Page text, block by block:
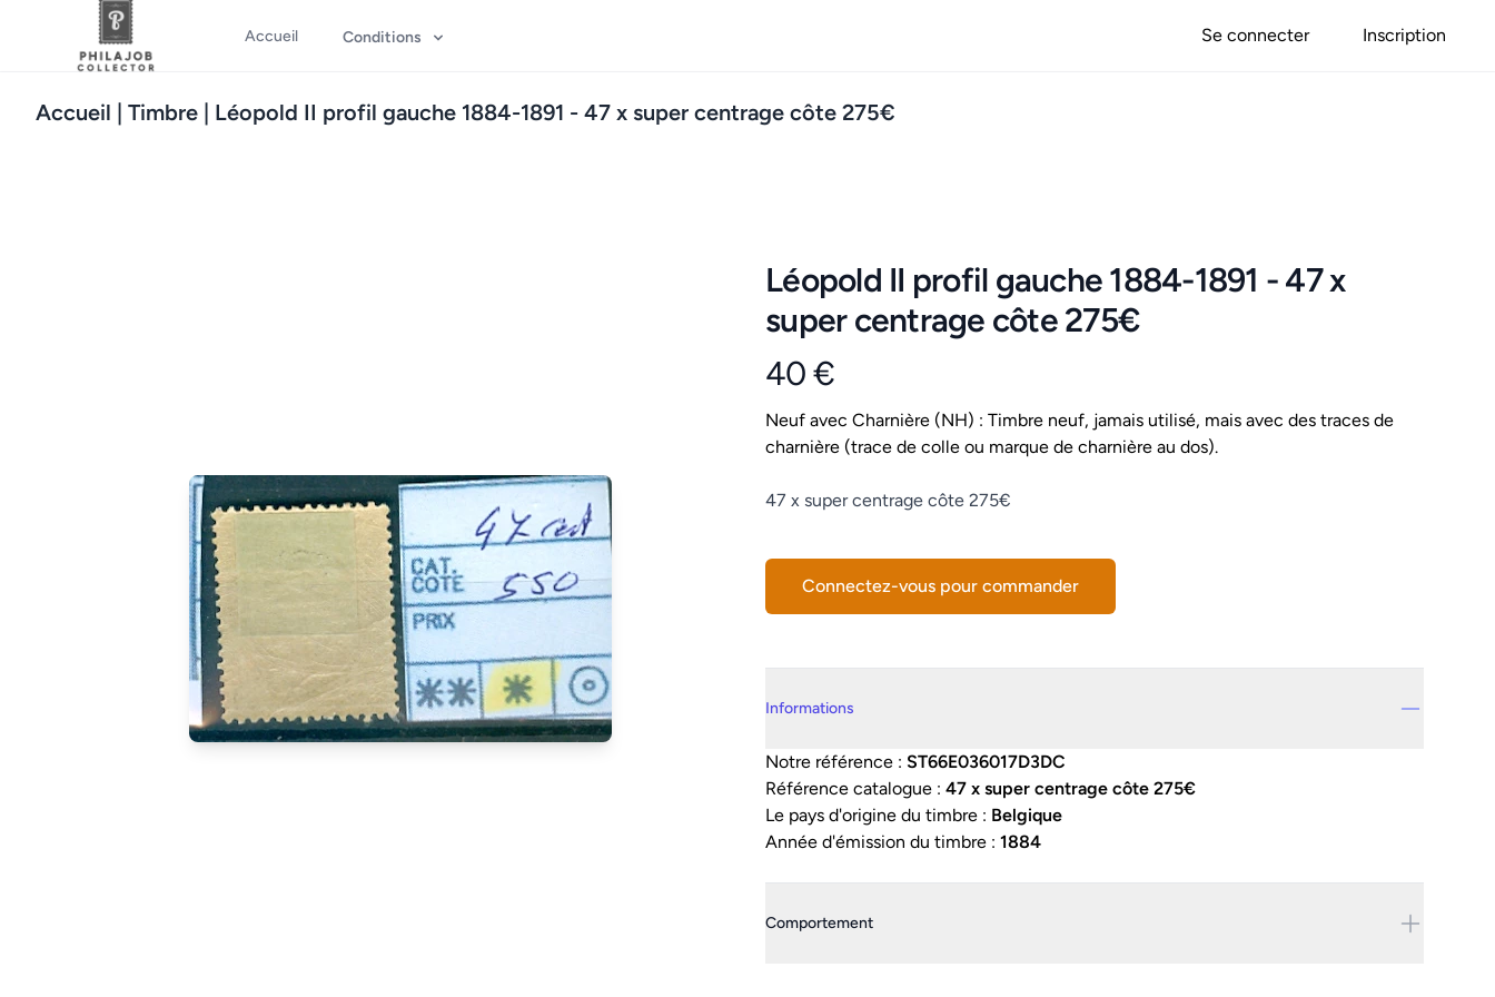
Accueil Conditions Se connecter Inscription
Accueil | Timbre | Léopold II profil gauche 1884-1891 - 47 x super centrage côte 275€
Léopold II profil gauche 1884-1891 - 47 x
super centrage côte 275€
Product information
40 €
Conditions
Neuf avec Charnière (NH) : Timbre neuf, jamais utilisé, mais avec des traces de
charnière (trace de colle ou marque de charnière au dos).
Description
47 x super centrage côte 275€
Connectez-vous pour commander
Informations
Notre référence : ST66E036017D3DC
Référence catalogue : 47 x super centrage côte 275€
Le pays d'origine du timbre : Belgique
Année d'émission du timbre : 1884
Comportement